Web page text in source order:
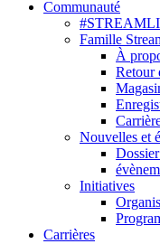
Communauté
Famille
À
Retour
Nouvelles et
Initiatives
Carrières